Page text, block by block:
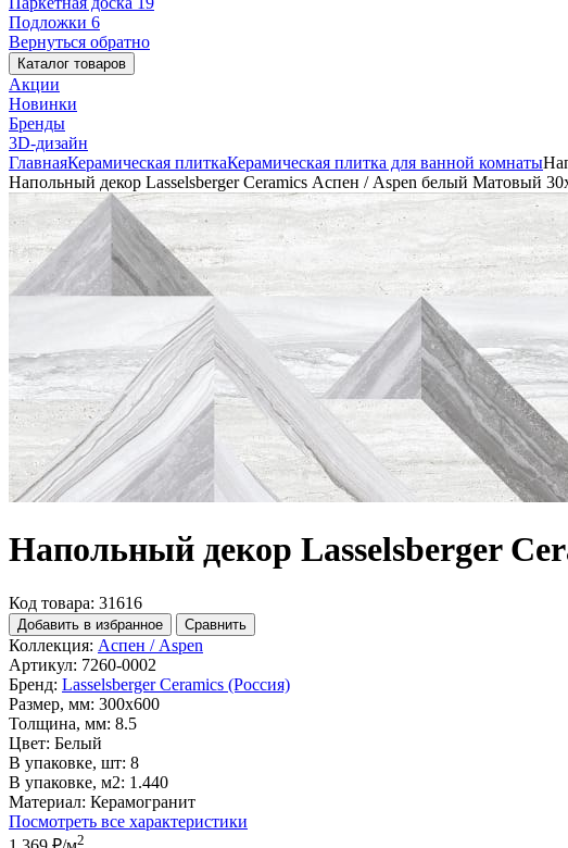
Подложки 6
Вернуться обратно
Каталог товаров
Акции
Новинки
Бренды
3D-дизайн
ГлавнаяКерамическая плиткаКерамическая плитка для ванной комнаты
Напольный декор Lasselsberger Ceramics Аспен / Aspen белый Матовый
Напольный декор Lasselsberger
Код товара: 31616
Добавить в избранное Сравнить
Коллекция: Аспен / Aspen
Артикул: 7260-0002
Бренд: Lasselsberger Ceramics (Россия)
Размер, мм: 300x600
Толщина, мм: 8.5
Цвет: Белый
В упаковке, шт: 8
В упаковке, м2: 1.440
Материал: Керамогранит
Посмотреть все характеристики
2